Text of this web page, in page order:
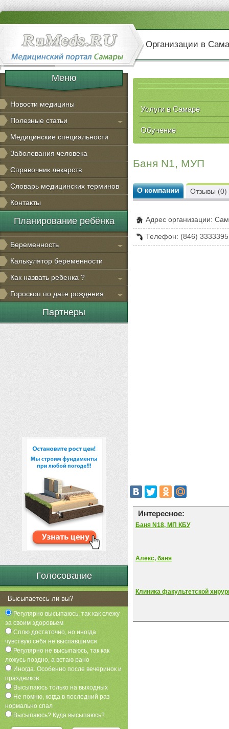
Организации в
Меню
Новости медицины
Полезные статьи
Медицинские специальности
Заболевания человека
Справочник лекарств
Словарь медицинских терминов
Контакты
Планирование ребёнка
Беременность
Калькулятор беременности
Как назвать ребенка ?
Гороскоп по дате рождения
Партнеры
Голосование
Высыпаетесь ли вы?
Регулярно высыпаюсь, так как слежу
за своим здоровьем
Сплю достаточно, но иногда
чувствую себя не выспавшимся
Регулярно не высыпаюсь, так как
ложусь поздно, а встаю рано
Иногда. Особенно после вечеринок и
праздников
Высыпаюсь только на выходных
Не помню, когда в последний раз
нормально спал
Высыпаюсь? Куда высыпаюсь?
Услуги в Самаре
Обучение
Баня N1, МУП
О компании
Адрес организации:
Телефон: (846)
Отзывы (0)
Интересное:
Баня N18, МП КБУ
Алекс, баня
Клиника факультетской